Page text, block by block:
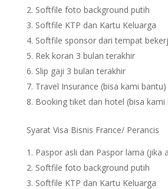
Softfile foto background putih
Softfile KTP dan Kartu Keluarga
Softfile sponsor dari tempat
Rek koran 3 bulan terakhir
Slip gaji 3 bulan terakhir
Travel Insurance (bisa kami bantu)
Booking tiket dan hotel (bisa kami
Syarat Visa Bisnis France/ Perancis
Paspor asli dan Paspor lama (jika
Softfile foto background putih
Softfile KTP dan Kartu Keluarga